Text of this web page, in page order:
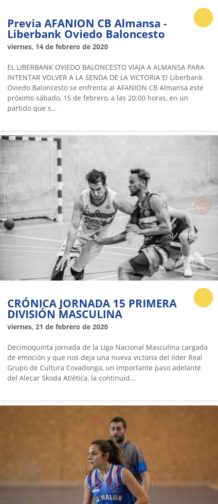
Previa AFANION CB Almansa -
Liberbank Oviedo Baloncesto
viernes, 14 de febrero de 2020
EL LIBERBANK OVIEDO BALONCESTO VIAJA A ALMANSA PARA
INTENTAR VOLVER A LA SENDA DE LA VICTORIA El Liberbank
Oviedo Baloncesto se enfrenta al AFANION CB Almansa este
próximo sábado, 15 de febrero, a las 20:00 horas, en un
partido que s...
CRÓNICA JORNADA 15 PRIMERA
DIVISIÓN MASCULINA
viernes, 21 de febrero de 2020
Decimoquinta jornada de la Liga Nacional Masculina cargada
de emoción y que nos deja una nueva victoria del líder Real
Grupo de Cultura Covadonga, un importante paso adelante
del Alecar Skoda Atlética, la continuid...